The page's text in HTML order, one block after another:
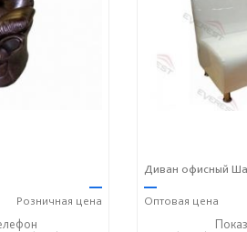
—
Розничная цена
☎+7 (800) 600-72-93
Диван офисный
—
Оптовая цена
+7 (3812) 90-